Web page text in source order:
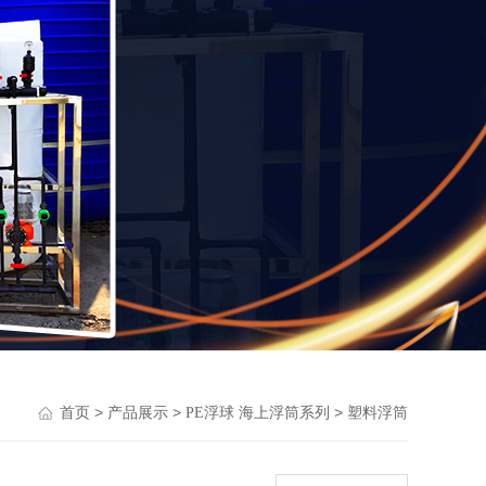
首页 > 产品展示 > PE浮球 海上浮筒系列 > 塑料浮筒